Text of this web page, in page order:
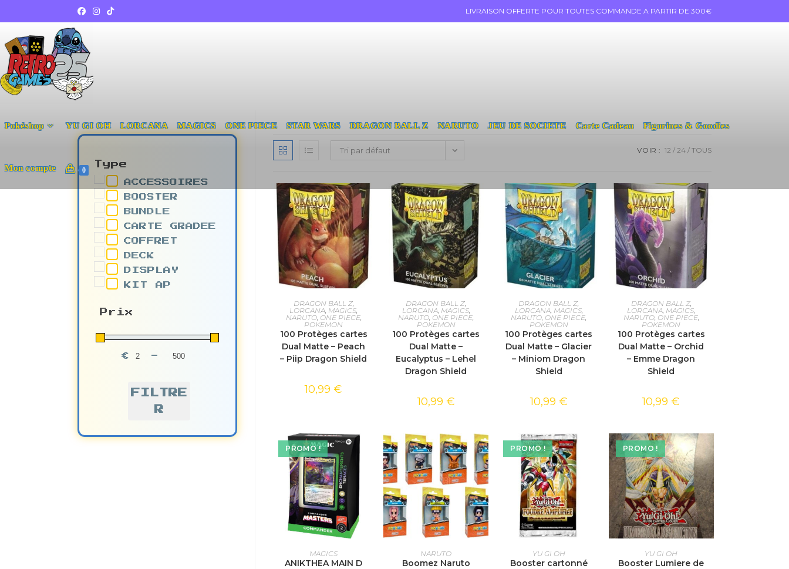
LIVRAISON OFFERTE POUR TOUTES COMMANDE A PARTIR DE 300€
Pokéshop YU GI OH LORCANA MAGICS ONE PIECE STAR WARS DRAGON BALL Z NARUTO JEU DE SOCIETE Carte Cadeau Figurines & Goodies
Mon compte 0
Type
ACCESSOIRES
BOOSTER
BUNDLE
CARTE GRADEE
COFFRET
DECK
DISPLAY
KIT AP
Prix
€
-
FILTRE
R
Tri par défaut VOIR : 12 24 TOUS
AJOUTER AU PANIER
DRAGON BALL Z,
LORCANA, MAGICS,
NARUTO, ONE PIECE,
POKEMON
100 Protèges cartes
Dual Matte – Peach
– Piip Dragon Shield
10,99€
AJOUTER AU PANIER
DRAGON BALL Z,
LORCANA, MAGICS,
NARUTO, ONE PIECE,
POKEMON
100 Protèges cartes
Dual Matte –
Eucalyptus – Lehel
Dragon Shield
10,99 €
AJOUTER AU PANIER
DRAGON BALL Z,
LORCANA, MAGICS,
NARUTO, ONE PIECE,
POKEMON
100 Protèges cartes
Dual Matte – Glacier
– Miniom Dragon
Shield
10,99 €
AJOUTER AU PANIER
DRAGON BALL Z,
LORCANA, MAGICS,
NARUTO, ONE PIECE,
POKEMON
100 Protèges cartes
Dual Matte – Orchid
– Emme Dragon
Shield
10,99€
PROMO !
AJOUTER AU PANIER
MAGICS
ANIKTHEA MAIN D
CHOIX DES OPTIONS
NARUTO
Boomez Naruto
PROMO !
AJOUTER AU PANIER
YU GI OH
Booster cartonné
PROMO !
AJOUTER AU PANIER
YU GI OH
Booster Lumiere de